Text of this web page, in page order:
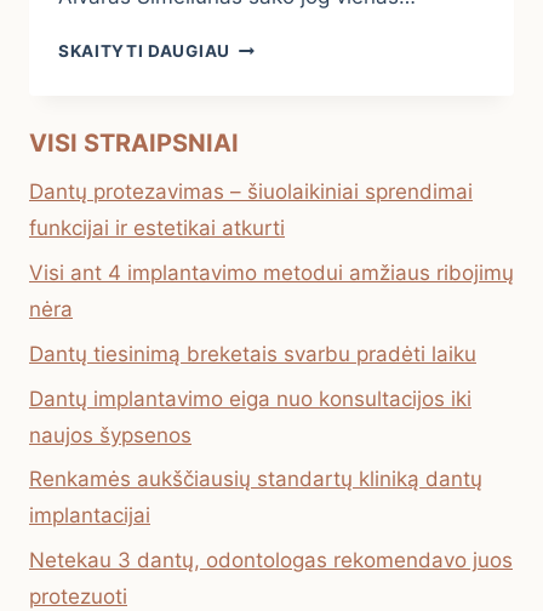
SKAITYTI DAUGIAU BALTA
VISI STRAIPSNIAI
Dantų protezavimas – šiuolaikiniai sprendimai
funkcijai ir estetikai atkurti
Visi ant 4 implantavimo metodui amžiaus ribojimų
nėra
Dantų tiesinimą breketais svarbu pradėti laiku
Dantų implantavimo eiga nuo konsultacijos iki
naujos šypsenos
Renkamės aukščiausių standartų kliniką dantų
implantacijai
Netekau 3 dantų, odontologas rekomendavo juos
protezuoti